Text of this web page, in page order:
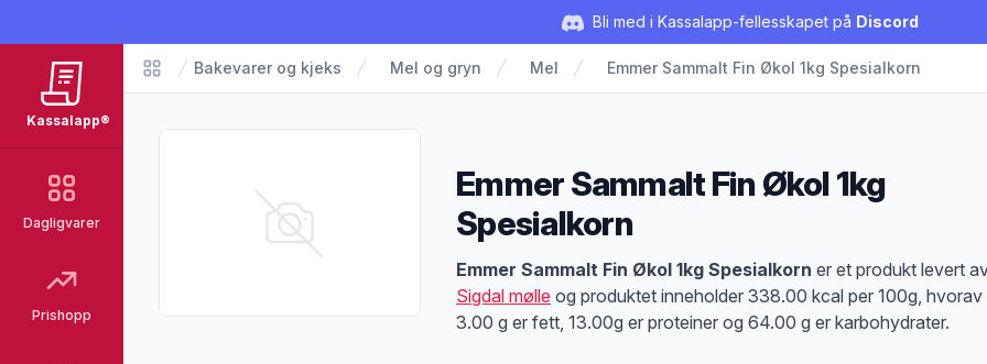
Bli med i Kassalapp-fellesskapet på Discord
Kassalapp®
Dagligvarer
Prishopp
Matvarer
Bakevarer og kjeks Mel og gryn Mel Emmer Sammalt Fin Økol 1kg Spesialkorn
Emmer Sammalt Fin Økol 1kg
Spesialkorn
Produktbeskrivelse
Emmer Sammalt Fin Økol 1kg Spesialkorn er et produkt levert
Sigdal mølle og produktet inneholder 338.00 kcal per 100g, hvorav
3.00 g er fett, 13.00g er proteiner og 64.00 g er karbohydrater.